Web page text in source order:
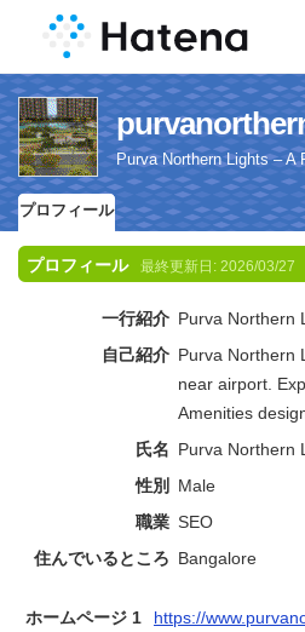
Purva Northern Lights – A
プロフィール
プロフィール 最終更新日: 2026/03/27
一行紹介 Purva Northern
自己紹介 Purva Northern
near airport.
Amenities
氏名 Purva Northern
性別
Male
職業 SEO
住んでいるところ Bangalore
ホームページ 1
https://